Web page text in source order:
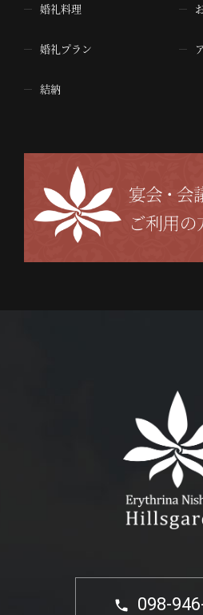
婚礼料理
婚礼プラン
結納
098-